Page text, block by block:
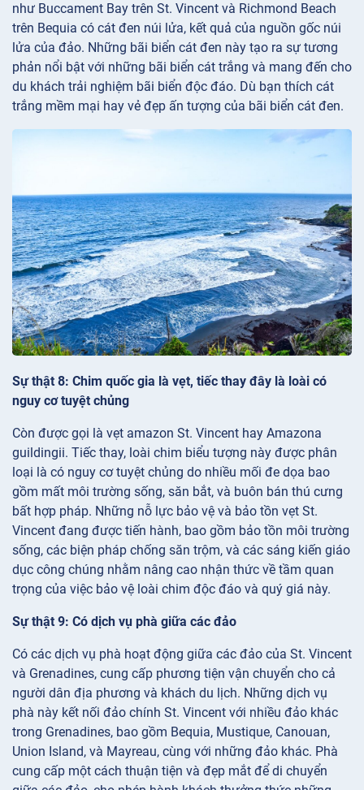
như Buccament Bay trên St. Vincent và Richmond Beach
trên Bequia có cát đen núi lửa, kết quả của nguồn gốc núi
lửa của đảo. Những bãi biển cát đen này tạo ra sự tương
phản nổi bật với những bãi biển cát trắng và mang đến cho
du khách trải nghiệm bãi biển độc đáo. Dù bạn thích cát
trắng mềm mại hay vẻ đẹp ấn tượng của bãi biển cát đen.
Sự thật 8: Chim quốc gia là vẹt, tiếc thay đây là loài có
nguy cơ tuyệt chủng
Còn được gọi là vẹt amazon St. Vincent hay Amazona
guildingii. Tiếc thay, loài chim biểu tượng này được phân
loại là có nguy cơ tuyệt chủng do nhiều mối đe dọa bao
gồm mất môi trường sống, săn bắt, và buôn bán thú cưng
bất hợp pháp. Những nỗ lực bảo vệ và bảo tồn vẹt St.
Vincent đang được tiến hành, bao gồm bảo tồn môi trường
sống, các biện pháp chống săn trộm, và các sáng kiến giáo
dục công chúng nhằm nâng cao nhận thức về tầm quan
trọng của việc bảo vệ loài chim độc đáo và quý giá này.
Sự thật 9: Có dịch vụ phà giữa các đảo
Có các dịch vụ phà hoạt động giữa các đảo của St. Vincent
và Grenadines, cung cấp phương tiện vận chuyển cho cả
người dân địa phương và khách du lịch. Những dịch vụ
phà này kết nối đảo chính St. Vincent với nhiều đảo khác
trong Grenadines, bao gồm Bequia, Mustique, Canouan,
Union Island, và Mayreau, cùng với những đảo khác. Phà
cung cấp một cách thuận tiện và đẹp mắt để di chuyển